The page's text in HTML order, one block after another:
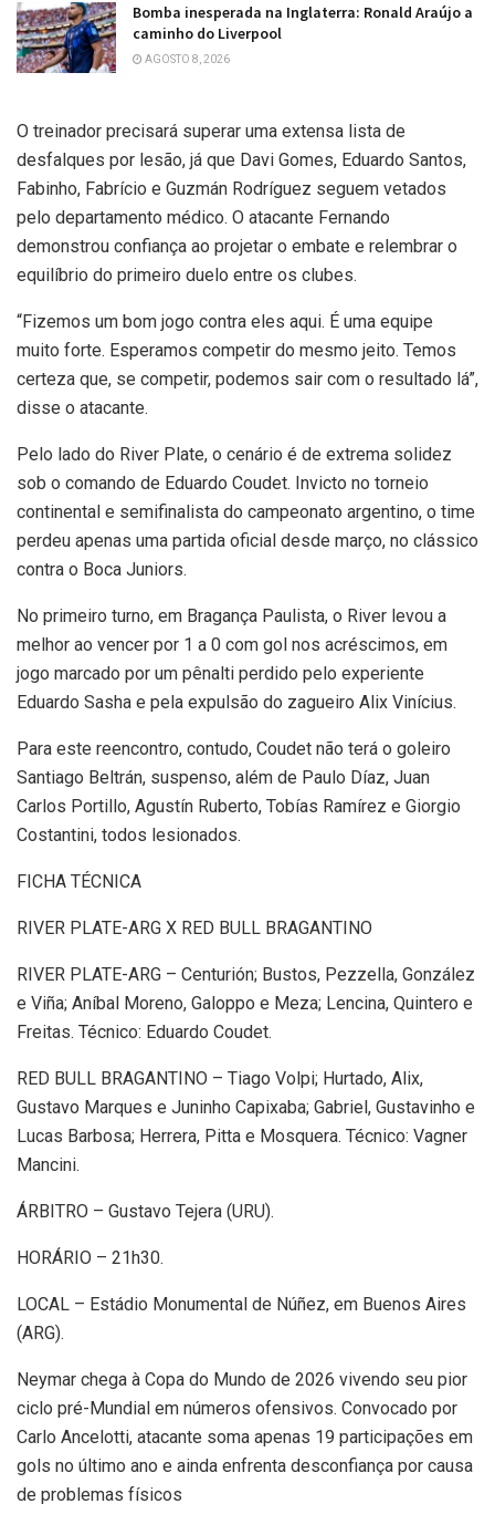
Bomba inesperada na Inglaterra: Ronald Araújo a
caminho do Liverpool
AGOSTO 8, 2026
O treinador precisará superar uma extensa lista de
desfalques por lesão, já que Davi Gomes, Eduardo Santos,
Fabinho, Fabrício e Guzmán Rodríguez seguem vetados
pelo departamento médico. O atacante Fernando
demonstrou confiança ao projetar o embate e relembrar o
equilíbrio do primeiro duelo entre os clubes.
“Fizemos um bom jogo contra eles aqui. É uma equipe
muito forte. Esperamos competir do mesmo jeito. Temos
certeza que, se competir, podemos sair com o resultado lá”,
disse o atacante.
Pelo lado do River Plate, o cenário é de extrema solidez
sob o comando de Eduardo Coudet. Invicto no torneio
continental e semifinalista do campeonato argentino, o time
perdeu apenas uma partida oficial desde março, no clássico
contra o Boca Juniors.
No primeiro turno, em Bragança Paulista, o River levou a
melhor ao vencer por 1 a 0 com gol nos acréscimos, em
jogo marcado por um pênalti perdido pelo experiente
Eduardo Sasha e pela expulsão do zagueiro Alix Vinícius.
Para este reencontro, contudo, Coudet não terá o goleiro
Santiago Beltrán, suspenso, além de Paulo Díaz, Juan
Carlos Portillo, Agustín Ruberto, Tobías Ramírez e Giorgio
Costantini, todos lesionados.
FICHA TÉCNICA
RIVER PLATE-ARG X RED BULL BRAGANTINO
RIVER PLATE-ARG – Centurión; Bustos, Pezzella, González
e Viña; Aníbal Moreno, Galoppo e Meza; Lencina, Quintero e
Freitas. Técnico: Eduardo Coudet.
RED BULL BRAGANTINO – Tiago Volpi; Hurtado, Alix,
Gustavo Marques e Juninho Capixaba; Gabriel, Gustavinho e
Lucas Barbosa; Herrera, Pitta e Mosquera. Técnico: Vagner
Mancini.
ÁRBITRO – Gustavo Tejera (URU).
HORÁRIO – 21h30.
LOCAL – Estádio Monumental de Núñez, em Buenos Aires
(ARG).
Neymar chega à Copa do Mundo de 2026 vivendo seu pior
ciclo pré-Mundial em números ofensivos. Convocado por
Carlo Ancelotti, atacante soma apenas 19 participações em
gols no último ano e ainda enfrenta desconfiança por causa
de problemas físicos